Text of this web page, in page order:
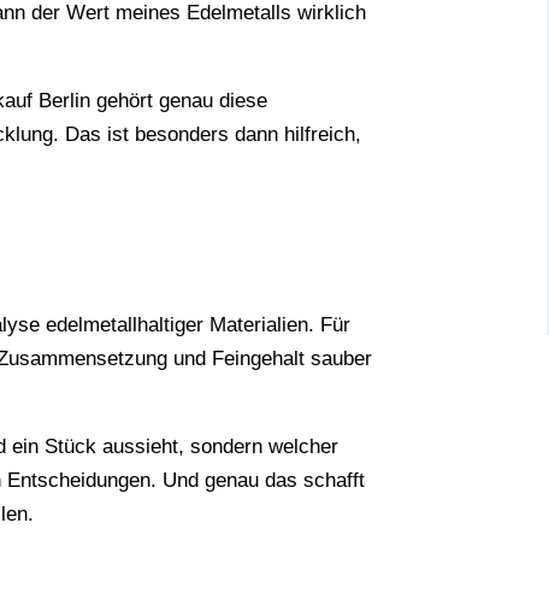
der Wert meines Edelmetalls wirklich
Berlin gehört genau diese
Das ist besonders dann hilfreich,
edelmetallhaltiger Materialien. Für
und Feingehalt sauber
ein Stück aussieht, sondern welcher
Und genau das schafft